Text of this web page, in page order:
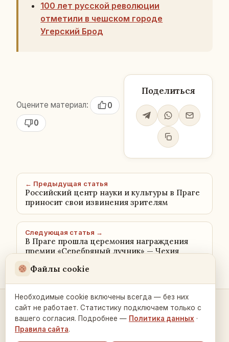
100 лет русской революции
отметили в чешском городе
Угерский Брод
Оцените материал:
0
0
Поделиться
← Предыдущая статья
Российский центр науки и культуры в Праге
приносит свои извинения зрителям
Следующая статья →
В Праге прошла церемония награждения
премии «Серебряный лучник» — Чехия
Контакты и связь →
Файлы cookie
Необходимые cookie включены всегда — без них
сайт не работает. Статистику подключаем только с
вашего согласия. Подробнее — Политика данных ·
Правила сайта.